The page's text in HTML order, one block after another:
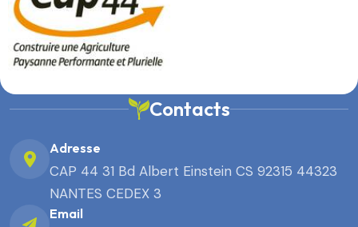
Contacts
Adresse
CAP 44 31 Bd Albert Einstein CS 92315 44323
NANTES CEDEX 3
Email